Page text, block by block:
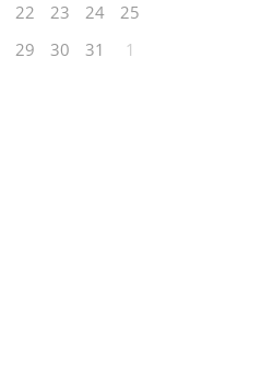
22 23 24
25
29 30 31 1